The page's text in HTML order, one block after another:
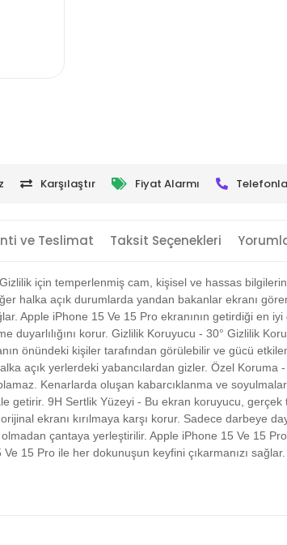
Karşılaştır Fiyat Alarmı
ve Teslimat Taksit Seçenekleri
için temperlenmiş cam, kişisel ve hassas
halka açık durumlarda yandan bakanlar ekranı
Apple iPhone 15 Ve 15 Pro ekranının getirdiği en
korur. Gizlilik Koruyucu - 30° Gizlilik
önündeki kişiler tarafından görülebilir ve gücü
açık yerlerdeki yabancılardan gizler. Özel Koruma -
Kenarlarda oluşan kabarcıklanma ve
getirir. 9H Sertlik Yüzeyi - Bu ekran koruyucu,
ekranı kırılmaya karşı korur. Sadece darbeye
çantaya yerleştirilir. Apple iPhone 15 Ve 15
15 Pro ile her dokunuşun keyfini çıkarmanızı